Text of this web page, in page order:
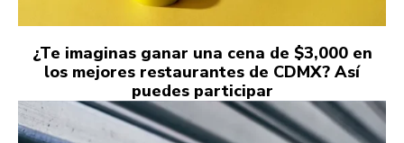
¿Te imaginas ganar una cena de $3,000 en
los mejores restaurantes de CDMX? Así
puedes participar